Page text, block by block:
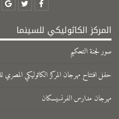
المركز الكاثوليكي للسينما
صور لجنة التحكيم
حفل افتتاح مهرجان المركز الكاثوليكي المصري
مهرجان مدارس الفرنسيسكان